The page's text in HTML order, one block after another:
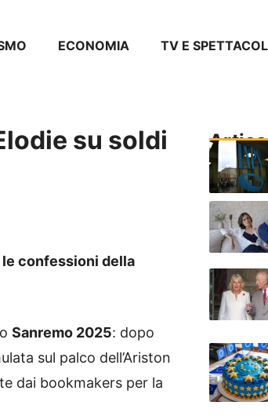
ECONOMIA TV E
su soldi
confessioni della
Sanremo 2025: dopo
sul palco dell’Ariston
dai bookmakers per la